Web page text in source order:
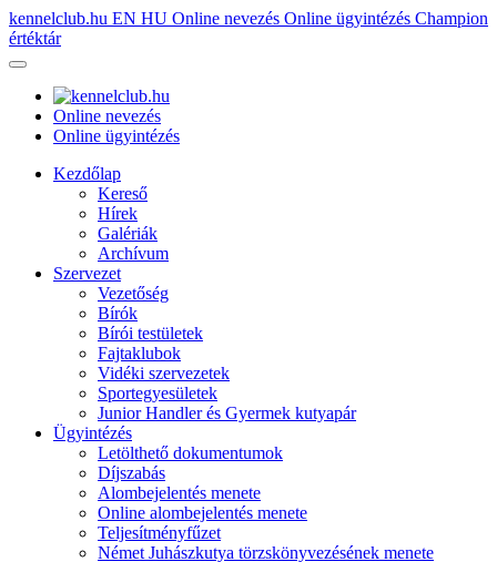
kennelclub.hu EN HU Online nevezés Online ügyintézés Champion
értéktár
Online nevezés
Online ügyintézés
Kezdőlap
Kereső
Hírek
Galériák
Archívum
Szervezet
Vezetőség
Bírók
Bírói testületek
Fajtaklubok
Vidéki szervezetek
Sportegyesületek
Junior Handler és Gyermek kutyapár
Ügyintézés
Letölthető dokumentumok
Díjszabás
Alombejelentés menete
Online alombejelentés menete
Teljesítményfűzet
Német Juhászkutya törzskönyvezésének menete